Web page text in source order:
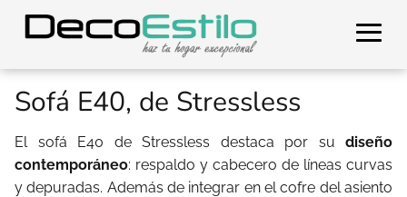
Sofá E40, de Stressless
El sofá E40 de Stressless destaca por su diseño
contemporáneo: respaldo y cabecero de líneas curvas
y depuradas. Además de integrar en el cofre del asiento